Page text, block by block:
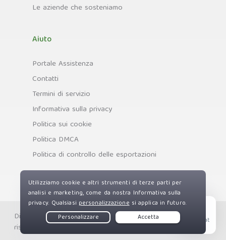
Le aziende che sosteniamo
Aiuto
Portale Assistenza
Contatti
Termini di servizio
Informativa sulla privacy
Politica sui cookie
Politica DMCA
Politica di controllo delle esportazioni
Diritti d'autore © Private Internet Access, Inc. Tutti i diritti
riservati.
Live Chat